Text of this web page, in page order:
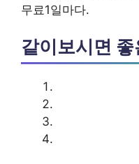
무료1일마다.
같이보시면